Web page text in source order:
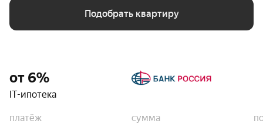
Подобрать квартиру
от 6%
IT-ипотека
платёж
сумма